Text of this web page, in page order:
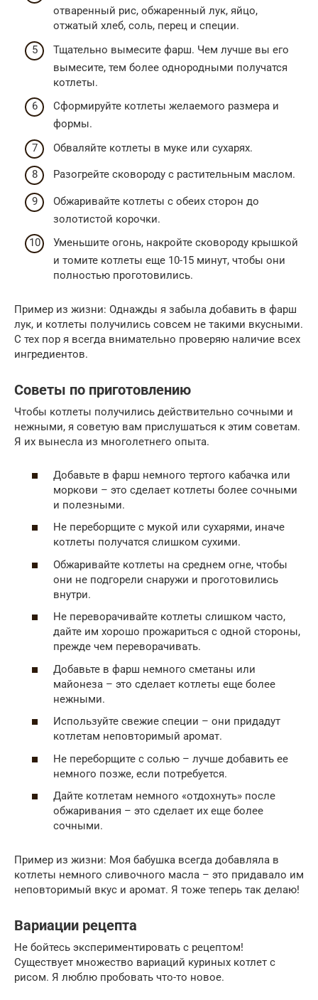
отваренный рис, обжаренный лук, яйцо,
отжатый хлеб, соль, перец и специи.
Тщательно вымесите фарш. Чем лучше вы его
вымесите, тем более однородными получатся
котлеты.
Сформируйте котлеты желаемого размера и
формы.
Обваляйте котлеты в муке или сухарях.
Разогрейте сковороду с растительным маслом.
Обжаривайте котлеты с обеих сторон до
золотистой корочки.
Уменьшите огонь, накройте сковороду крышкой
и томите котлеты еще 10-15 минут, чтобы они
полностью проготовились.
Пример из жизни: Однажды я забыла добавить в фарш
лук, и котлеты получились совсем не такими вкусными.
С тех пор я всегда внимательно проверяю наличие всех
ингредиентов.
Советы по приготовлению
Чтобы котлеты получились действительно сочными и
нежными, я советую вам прислушаться к этим советам.
Я их вынесла из многолетнего опыта.
Добавьте в фарш немного тертого кабачка или
моркови – это сделает котлеты более сочными
и полезными.
Не переборщите с мукой или сухарями, иначе
котлеты получатся слишком сухими.
Обжаривайте котлеты на среднем огне, чтобы
они не подгорели снаружи и проготовились
внутри.
Не переворачивайте котлеты слишком часто,
дайте им хорошо прожариться с одной стороны,
прежде чем переворачивать.
Добавьте в фарш немного сметаны или
майонеза – это сделает котлеты еще более
нежными.
Используйте свежие специи – они придадут
котлетам неповторимый аромат.
Не переборщите с солью – лучше добавить ее
немного позже, если потребуется.
Дайте котлетам немного «отдохнуть» после
обжаривания – это сделает их еще более
сочными.
Пример из жизни: Моя бабушка всегда добавляла в
котлеты немного сливочного масла – это придавало им
неповторимый вкус и аромат. Я тоже теперь так делаю!
Вариации рецепта
Не бойтесь экспериментировать с рецептом!
Существует множество вариаций куриных котлет с
рисом. Я люблю пробовать что-то новое.